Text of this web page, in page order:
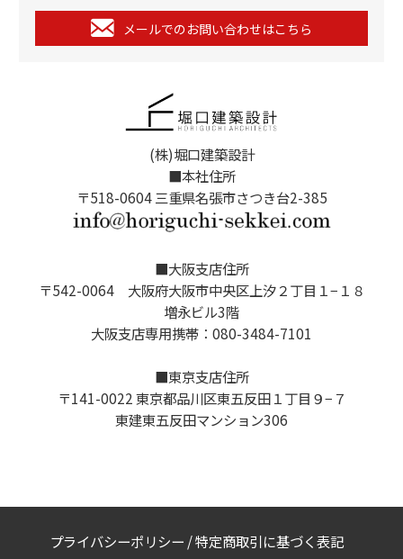
メールでのお問い合わせはこちら
(株)堀口建築設計
■本社住所
〒518-0604 三重県名張市さつき台2-385
■大阪支店住所
〒542-0064 大阪府大阪市中央区上汐２丁目１−１８
増永ビル3階
大阪支店専用携帯：080-3484-7101
■東京支店住所
〒141-0022 東京都品川区東五反田１丁目９−７
東建東五反田マンション306
プライバシーポリシー /特定商取引に基づく表記